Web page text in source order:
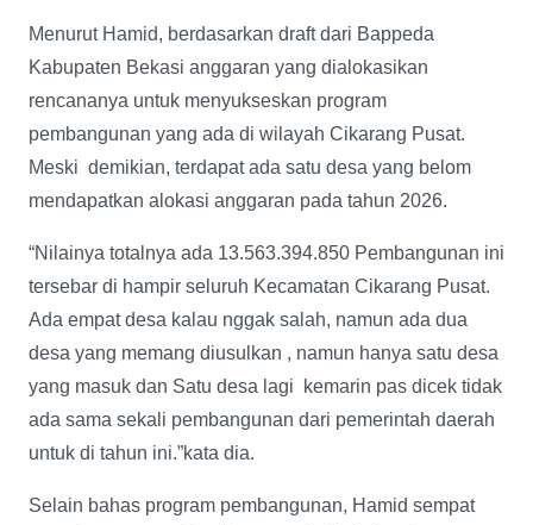
Menurut Hamid, berdasarkan draft dari Bappeda
Kabupaten Bekasi anggaran yang dialokasikan
rencananya untuk menyukseskan program
pembangunan yang ada di wilayah Cikarang Pusat.
Meski demikian, terdapat ada satu desa yang belom
mendapatkan alokasi anggaran pada tahun 2026.
“Nilainya totalnya ada 13.563.394.850 Pembangunan ini
tersebar di hampir seluruh Kecamatan Cikarang Pusat.
Ada empat desa kalau nggak salah, namun ada dua
desa yang memang diusulkan , namun hanya satu desa
yang masuk dan Satu desa lagi kemarin pas dicek tidak
ada sama sekali pembangunan dari pemerintah daerah
untuk di tahun ini.”kata dia.
Selain bahas program pembangunan, Hamid sempat